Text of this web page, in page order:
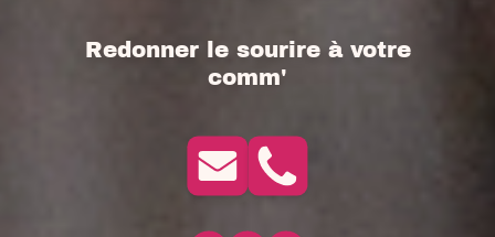
Redonner le sourire à votre
comm'